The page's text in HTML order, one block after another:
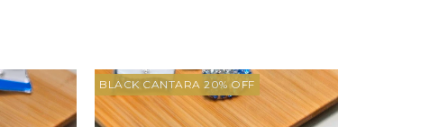
BLACK CANTARA 20% OFF